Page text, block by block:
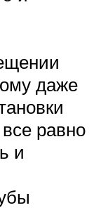
даже
равно
и